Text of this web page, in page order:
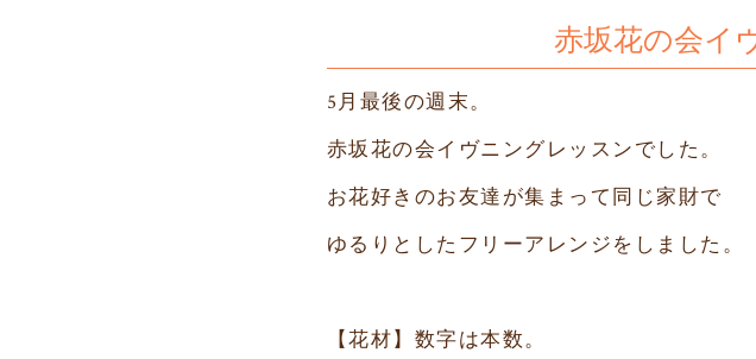
赤坂花の会イ
5月最後の週末。
赤坂花の会イヴニングレッスンでした。
お花好きのお友達が集まって同じ家財で
ゆるりとしたフリーアレンジをしました。
【花材】数字は本数。